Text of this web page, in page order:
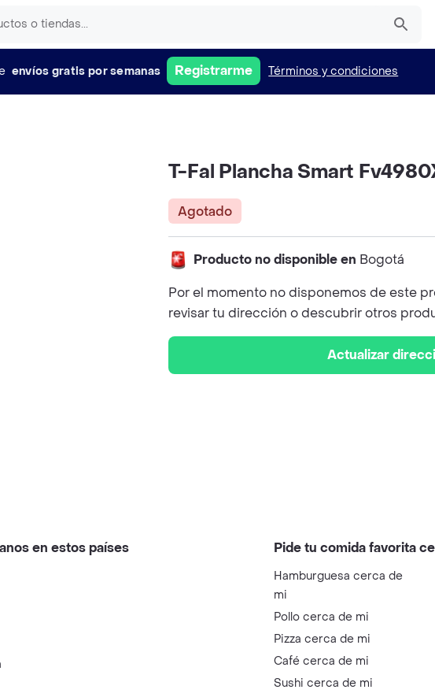
envíos gratis por semanas Registrarme Términos y condiciones
T-Fal Plancha Smart
Agotado
Producto no disponible en Bogotá
Por el momento no disponemos de este
revisar tu dirección o descubrir otros
Actualizar
en estos países Pide tu comida favorita
Hamburguesa cerca de
mi
Pollo cerca de mi
Pizza cerca de mi
Café cerca de mi
Sushi cerca de mi